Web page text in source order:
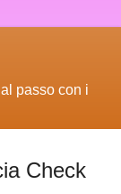
passo con i
Check